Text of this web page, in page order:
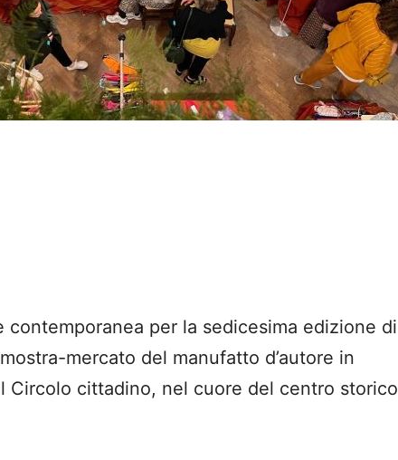
contemporanea per la sedicesima edizione di
mercato del manufatto d’autore in
Circolo cittadino, nel cuore del centro storico